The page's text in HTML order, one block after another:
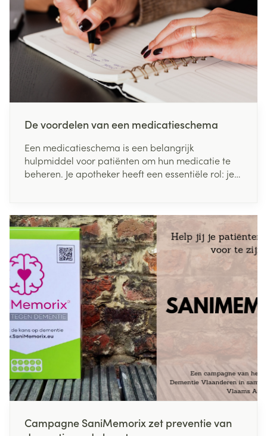
De voordelen van een medicatieschema
Een medicatieschema is een belangrijk
hulpmiddel voor patiënten om hun medicatie te
beheren. Je apotheker heeft een essentiële rol: je
bijwerkingen tot een minimum worden beperkt. In
dit artikel lichten we de voordelen en het belang
van medicatieplanning toe.
Campagne SaniMemorix zet preventie van